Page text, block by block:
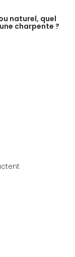
naturel, quel
charpente ?